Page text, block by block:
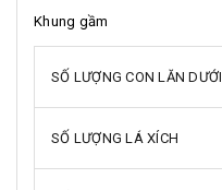
Khung gầm
SỐ LƯỢNG CON LĂN DƯỚI
SỐ LƯỢNG LÁ XÍCH